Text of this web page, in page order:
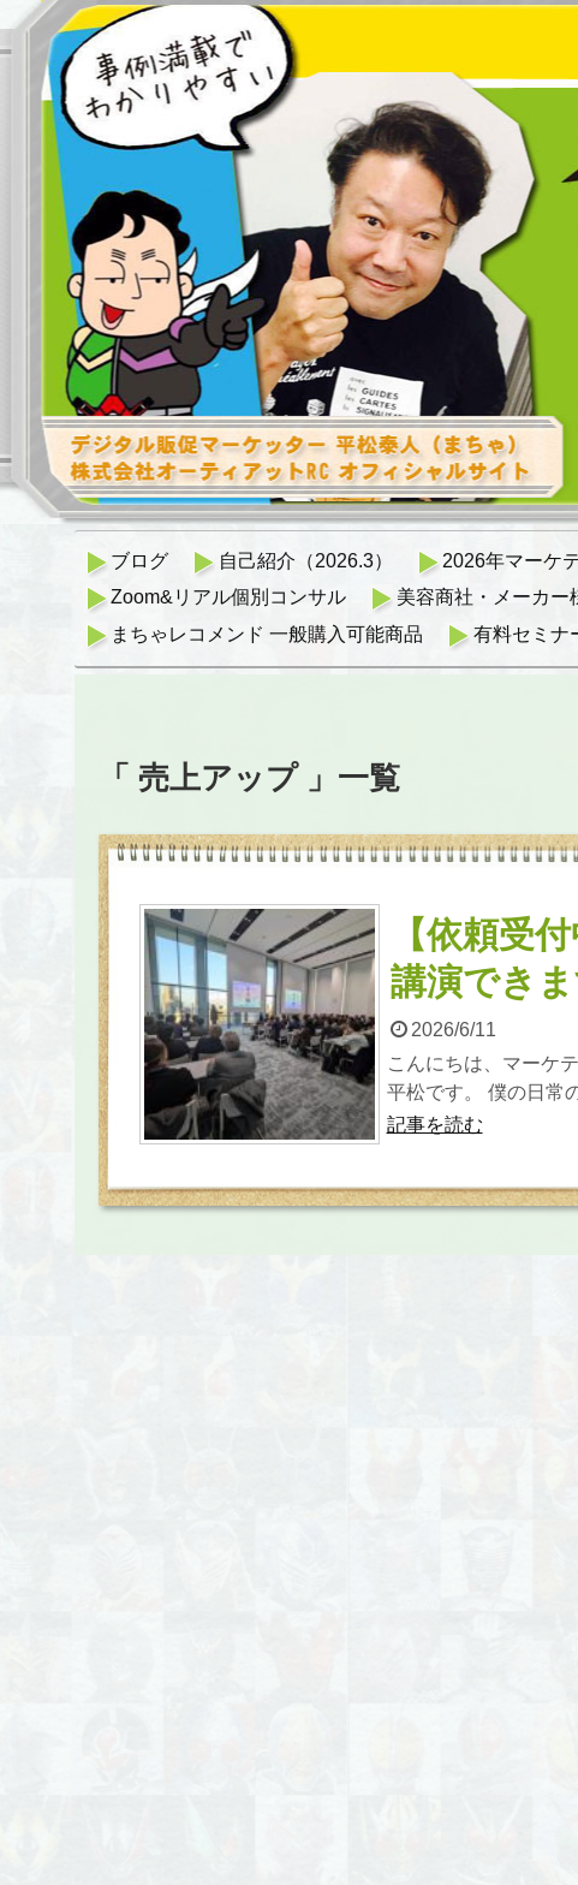
ブログ 自己紹介（2026.3） 2026年マーケ
Zoom&リアル個別コンサル
美容商社・メーカー
まちゃレコメンド 一般購入可能商品
有料セミナ
「 売上アップ 」一覧
【依頼受
講演できま
2026/6/11
こんにちは、マーケ
平松です。 僕の日常
記事を読む